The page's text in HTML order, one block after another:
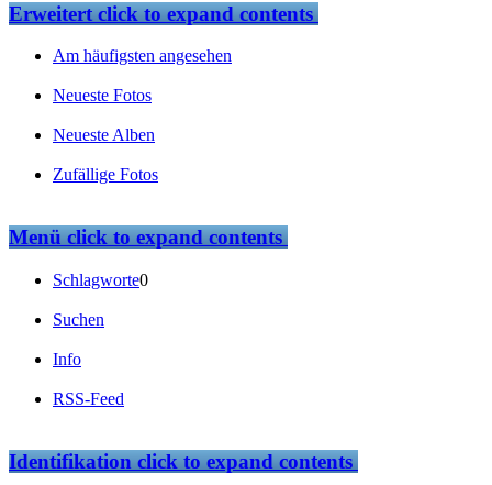
Erweitertclick to expand contents
Am häufigsten angesehen
Neueste Fotos
Neueste Alben
Zufällige Fotos
Menüclick to expand contents
Schlagworte0
Suchen
Info
RSS-Feed
Identifikationclick to expand contents